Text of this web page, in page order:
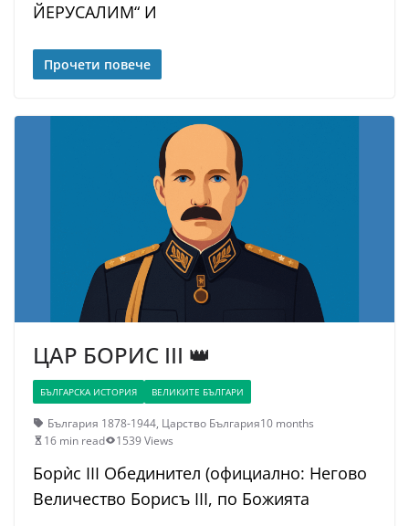
ЙЕРУСАЛИМ“ И
Прочети повече
ЦАР БОРИС III 👑
БЪЛГАРСКА ИСТОРИЯ ВЕЛИКИТЕ БЪЛГАРИ
България 1878-1944, Царство България10 months
16 min read
1539 Views
Борѝс III Обединител (официално: Негово
Величество Борисъ III, по Божията